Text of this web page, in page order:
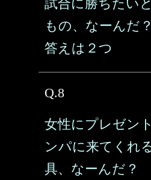
試合に勝ちたい
もの、なーんだ？
答えは２つ
Q.8
女性にプレゼン
ンパに来てくれ
具、なーんだ？